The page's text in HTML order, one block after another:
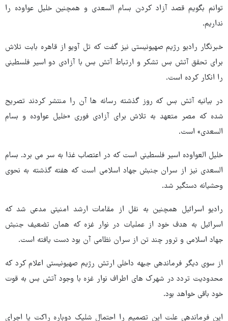
توانم بگویم قصد آزاد کردن بسام السعدی و همچنین خلیل عواوده را
نداریم.
خبرنگار رادیو رژیم صهیونیستی نیز گفت که تل آویو از قاهره بابت تلاش
برای تحقق آتش بس تشکر و ارتباط آتش بس با آزادی دو اسیر فلسطینی
را انکار کرده است.
در بیانیه آتش بس که روز گذشته رسانه ها آن را منتشر کردند تصریح
شده که مصر متعهد به تلاش برای آزادی فوری «خلیل عواوده و بسام
السعدی» است.
خلیل العواوده اسیر فلسطینی است که در اعتصاب غذا به سر می برد. بسام
السعدی نیز از سران جنبش جهاد اسلامی است که هفته گذشته به نحوی
وحشیانه دستگیر شد.
رادیو اسرائیل همچنین به نقل از مقامات ارشد امنیتی مدعی شد که
اسرائیل به هدف خود از عملیات در نوار غزه که همان تضعیف جنبش
جهاد اسلامی و ترور چند تن از سران نظامی آن بود دست یافته است.
از سوی دیگر فرماندهی جبهه داخلی ارتش رژیم صهیونیستی اعلام کرد که
محدودیت تردد در شهرک های اطراف نوار غزه با وجود آتش بس به قوت
خود باقی خواهد بود.
این فرماندهی علت این تصمیم را احتمال شلیک دوباره راکت یا اجرای